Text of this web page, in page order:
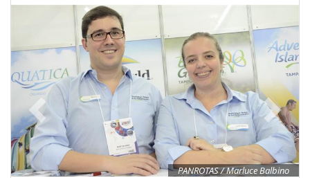
PANROTAS / Marluce Balbino